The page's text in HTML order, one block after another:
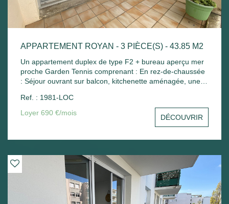
APPARTEMENT ROYAN - 3 PIÈCE(S) - 43.85 M2
Un appartement duplex de type F2 + bureau aperçu mer
proche Garden Tennis comprenant : En rez-de-chaussée
: Séjour ouvrant sur balcon, kitchenette aménagée, une
avec placard, une chambre mansardée, salle de bains
avec placard. Place de parking - Chauffage électrique.
Ref. : 1981-LOC
Loyer 690 €/mois
DÉCOUVRIR